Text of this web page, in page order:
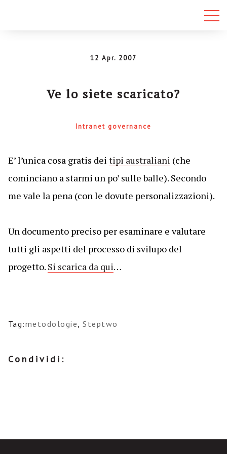
12 Apr. 2007
Ve lo siete scaricato?
Intranet governance
E’ l’unica cosa gratis dei tipi australiani (che
cominciano a starmi un po’ sulle balle). Secondo
me vale la pena (con le dovute personalizzazioni).
Un documento preciso per esaminare e valutare
tutti gli aspetti del processo di svilupo del
progetto. Si scarica da qui…
Tag:metodologie,Steptwo
Condividi: